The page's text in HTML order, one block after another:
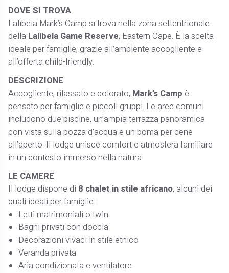
DOVE SI TROVA
Lalibela Mark’s Camp si trova nella zona settentrionale
della Lalibela Game Reserve, Eastern Cape. È la scelta
ideale per famiglie, grazie all’ambiente accogliente e
all’offerta child-friendly.
DESCRIZIONE
Accogliente, rilassato e colorato, Mark’s Camp è
pensato per famiglie e piccoli gruppi. Le aree comuni
includono due piscine, un’ampia terrazza panoramica
con vista sulla pozza d’acqua e un boma per cene
all’aperto. Il lodge unisce comfort e atmosfera familiare
in un contesto immerso nella natura.
LE CAMERE
Il lodge dispone di 8 chalet in stile africano, alcuni dei
quali ideali per famiglie:
Letti matrimoniali o twin
Bagni privati con doccia
Decorazioni vivaci in stile etnico
Veranda privata
Aria condizionata e ventilatore